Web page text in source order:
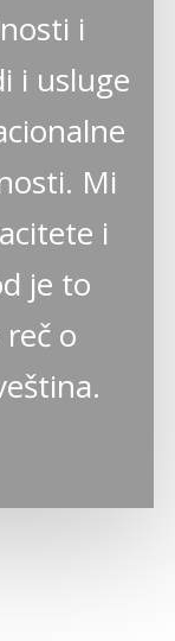
i
i usluge
Mi
i
je to
o